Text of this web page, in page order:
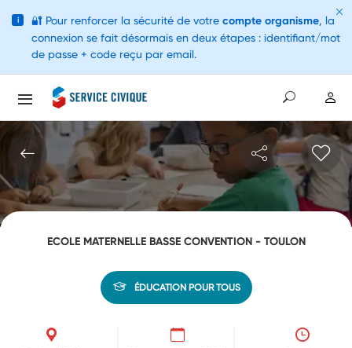
ECOLE MATERNELLE BASSE CONVENTION - TOULON
ÉDUCATION POUR TOUS
i 🔐 Pour renforcer la sécurité de votre compte organisme, la
connexion se fait désormais en deux étapes : identifiant/mot
de passe + code reçu par email.